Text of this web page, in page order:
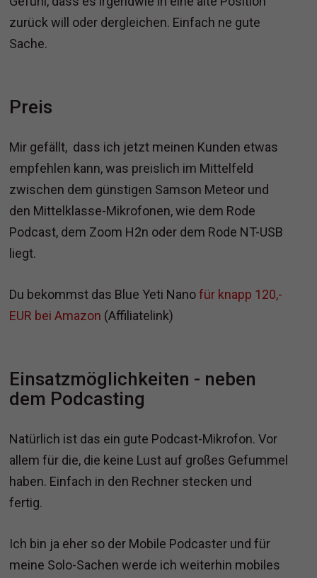
zurück will oder dergleichen. Einfach ne gute
Sache.
Preis
Mir gefällt, dass ich jetzt meinen Kunden etwas
empfehlen kann, was preislich im Mittelfeld
zwischen dem günstigen Samson Meteor und
den Mittelklasse-Mikrofonen, wie dem Rode
Podcast, dem Zoom H2n oder dem Rode NT-USB
liegt.
Du bekommst das Blue Yeti Nanofür knapp 120,-
EUR bei Amazon (Affiliatelink)
Einsatzmöglichkeiten - neben
dem Podcasting
Natürlich ist das ein gute Podcast-Mikrofon. Vor
allem für die, die keine Lust auf großes Gefummel
haben. Einfach in den Rechner stecken und
fertig.
Ich bin ja eher so der Mobile Podcaster und für
meine Solo-Sachen werde ich weiterhin mobiles